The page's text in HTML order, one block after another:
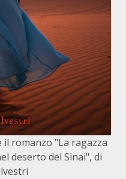
romanzo "La ragazza
deserto del Sinai", di